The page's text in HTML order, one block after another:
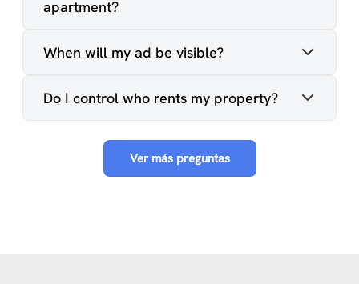
apartment?
When will my ad be visible?
Do I control who rents my property?
Ver más preguntas